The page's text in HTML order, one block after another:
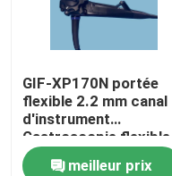
GIF-XP170N portée
flexible 2.2 mm canal
d'instrument
Gastroscopie flexible
meilleur prix